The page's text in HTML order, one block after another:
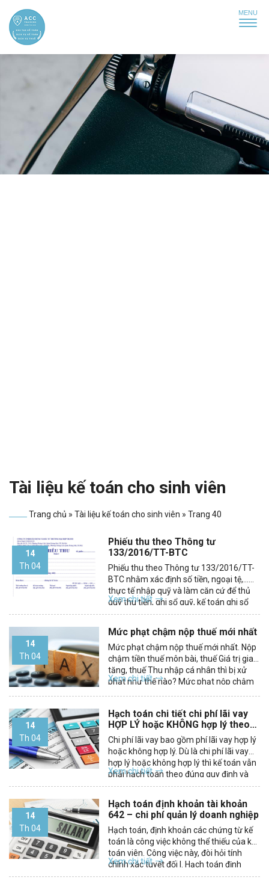
Tài liệu kế toán cho sinh viên
Trang chủ » Tài liệu kế toán cho sinh viên » Trang 40
14
Th 04
Phiếu thu theo Thông tư
133/2016/TT-BTC
Phiếu thu theo Thông tư 133/2016/TT-
BTC nhằm xác định số tiền, ngoại tệ,…
thực tế nhập quỹ và làm căn cứ để thủ
quỹ thu tiền, ghi sổ quỹ, kế toán ghi sổ
các khoản thu có liên quan. Mọi khoản
phải...
Xem chi tiết
14
Th 04
Mức phạt chậm nộp thuế mới nhất
Mức phạt chậm nộp thuế mới nhất. Nộp
chậm tiền thuế môn bài, thuế Giá trị gia
tăng, thuế Thu nhập cá nhân thì bị xử
phạt như thế nào? Mức phạt nộp chậm
Xem chi tiết
14
Th 04
Hạch toán chi tiết chi phí lãi vay
HỢP LÝ hoặc KHÔNG hợp lý theo
TT200 và TT133
Chi phí lãi vay bao gồm phí lãi vay hợp lý
hoặc không hợp lý. Dù là chi phí lãi vay
hợp lý hoặc không hợp lý thì kế toán vẫn
phải hạch toán theo đúng quy định và
thông tư mà doanh nghiệp mình áp
Xem chi tiết
14
Th 04
Hạch toán định khoản tài khoản
642 – chi phí quản lý doanh nghiệp
Hạch toán, định khoản các chứng từ kế
toán là công việc không thể thiếu của kế
toán viên. Công việc này, đòi hỏi tính
chính xác tuyệt đối I. Hạch toán định
khoản tài khoản 642 – chi phí quản lý
Xem chi tiết